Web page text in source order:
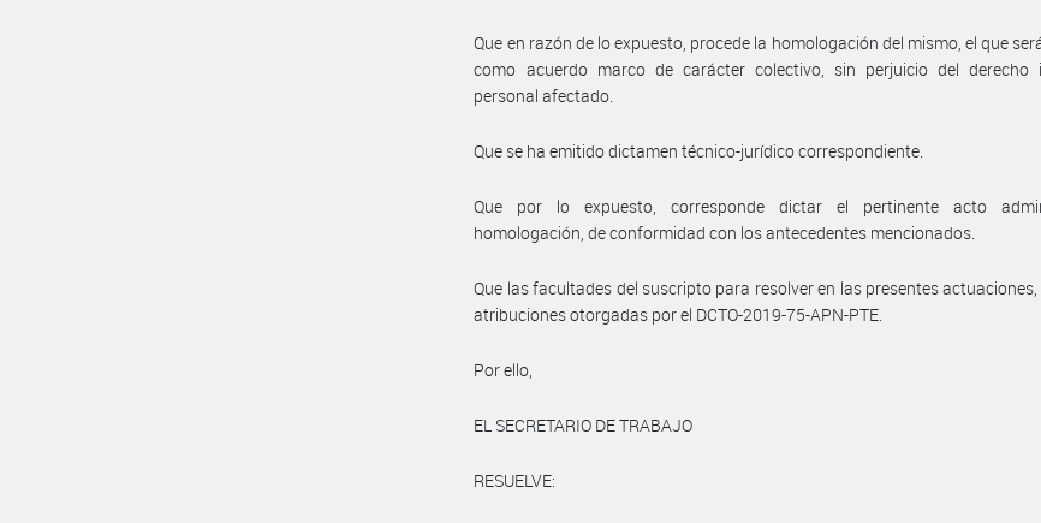
Que en razón de lo expuesto, procede la homologación del mismo, el que
como acuerdo marco de carácter colectivo, sin perjuicio del derecho
personal afectado.
Que se ha emitido dictamen técnico-jurídico correspondiente.
Que por lo expuesto, corresponde dictar el pertinente acto
homologación, de conformidad con los antecedentes mencionados.
Que las facultades del suscripto para resolver en las presentes
atribuciones otorgadas por el DCTO-2019-75-APN-PTE.
Por ello,
EL SECRETARIO DE TRABAJO
RESUELVE: